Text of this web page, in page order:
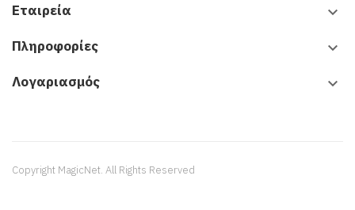
Εταιρεία keyboard_arrow_down
Πληροφορίες keyboard_arrow_down
Λογαριασμός keyboard_arrow_down
Copyright MagicNet. All Rights Reserved